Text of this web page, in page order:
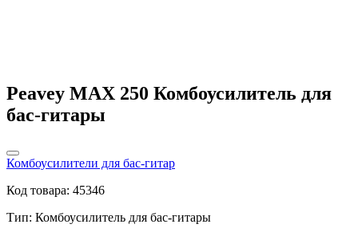
Peavey MAX 250 Комбоусилитель для
бас-гитары
Комбоусилители для бас-гитар
Код товара: 45346
Тип: Комбоусилитель для бас-гитары